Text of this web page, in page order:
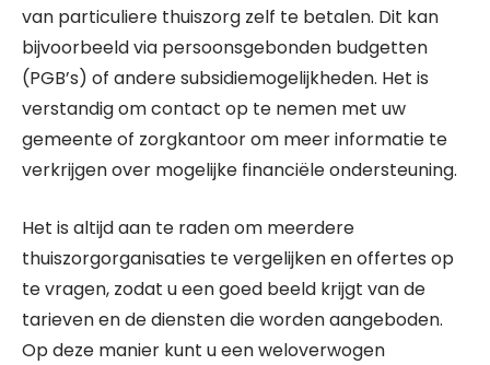
van particuliere thuiszorg zelf te betalen. Dit kan
bijvoorbeeld via persoonsgebonden budgetten
(PGB’s) of andere subsidiemogelijkheden. Het is
verstandig om contact op te nemen met uw
gemeente of zorgkantoor om meer informatie te
verkrijgen over mogelijke financiële ondersteuning.
Het is altijd aan te raden om meerdere
thuiszorgorganisaties te vergelijken en offertes op
te vragen, zodat u een goed beeld krijgt van de
tarieven en de diensten die worden aangeboden.
Op deze manier kunt u een weloverwogen